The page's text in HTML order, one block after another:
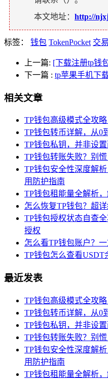
本文地址： http://
标签： 钱包 TokenPocket 交
上一篇: [下载注册tp钱
下一篇 : tp苹果手机下
相关文章
TP钱包高级模式全攻
TP钱包转币详解，从0
TP钱包私钥，并非设
TP钱包转账失败？别
TP钱包安全性深度解
用防护指南
TP钱包租能量全解析
怎么恢复TP钱包？超
TP钱包授权状态自查
授权
怎么看TP钱包账户？
TP钱包怎么查看USDT
最近发表
TP钱包高级模式全攻
TP钱包转币详解，从0
TP钱包私钥，并非设
TP钱包转账失败？别
TP钱包安全性深度解
用防护指南
TP钱包租能量全解析